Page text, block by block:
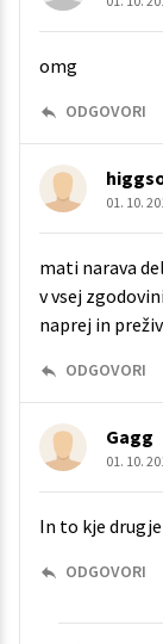
omg
ODGOVORI
01. 10.
mati narava
v vsej
naprej in
ODGOVORI
Gagg
01. 10.
In to kje
ODGOVORI